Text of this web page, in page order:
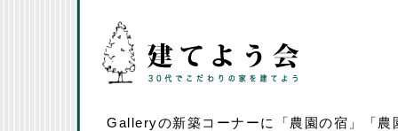
Galleryの新築コーナーに「農園の宿」「農